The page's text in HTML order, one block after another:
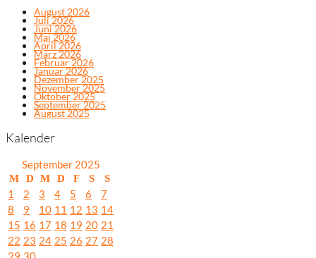
August 2026
Juli 2026
Juni 2026
Mai 2026
April 2026
März 2026
Februar 2026
Januar 2026
Dezember 2025
November 2025
Oktober 2025
September 2025
August 2025
Kalender
September 2025
M D M D F S S
1 2 3 4 5 6
7
8
9 10 11 12 13 14
15 16 17 18 19 20 21
22 23 24 25 26 27 28